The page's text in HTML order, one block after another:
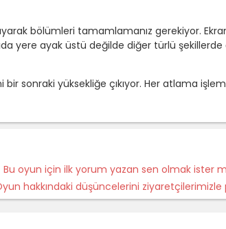
bölümleri tamamlamanız gerekiyor.
yere ayak üstü değilde diğer türlü
bir sonraki yüksekliğe çıkıyor. Her atlama
Bu oyun için ilk yorum yazan sen olmak ister
hakkındaki düşüncelerini ziyaretçilerimizle